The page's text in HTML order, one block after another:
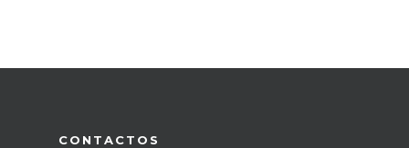
CONTACTOS